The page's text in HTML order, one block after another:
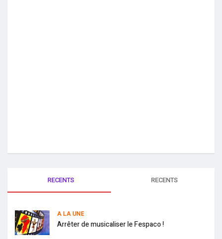
RECENTS RECENTS
A LA UNE
Arrêter de musicaliser le Fespaco !